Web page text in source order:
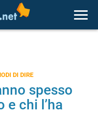
DI DIRE
spesso
e chi l’ha